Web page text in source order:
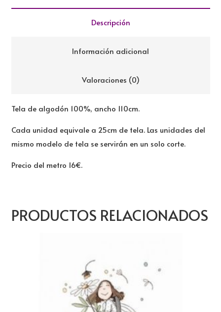
Descripción
Información adicional
Valoraciones (0)
Tela de algodón 100%, ancho 110cm.
Cada unidad equivale a 25cm de tela. Las unidades del
mismo modelo de tela se servirán en un solo corte.
Precio del metro 16€.
PRODUCTOS RELACIONADOS